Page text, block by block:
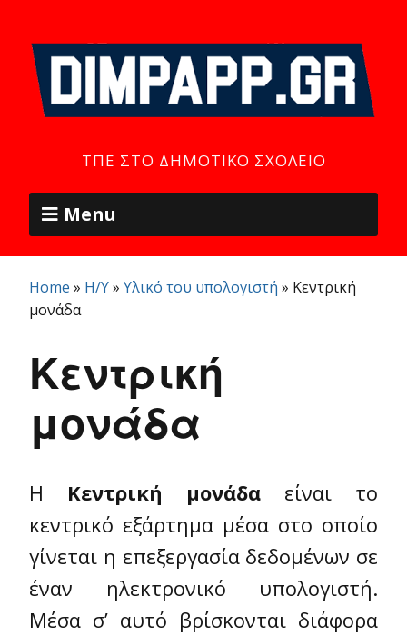
ΤΠΕ ΣΤΟ ΔΗΜΟΤΙΚΌ ΣΧΟΛΕΊΟ
Menu
Home » Η/Υ» Υλικό του υπολογιστή » Κεντρική
μονάδα
Κεντρική
μονάδα
Η Κεντρική μονάδα είναι το
κεντρικό εξάρτημα μέσα στο οποίο
γίνεται η επεξεργασία δεδομένων σε
έναν ηλεκτρονικό υπολογιστή.
Μέσα σ’ αυτό βρίσκονται διάφορα